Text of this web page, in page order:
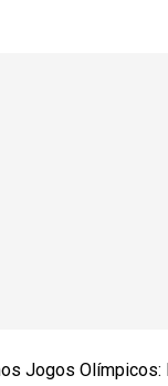
Jogos Olímpicos: